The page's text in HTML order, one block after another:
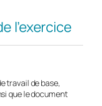
l’exercice
travail de base,
que le document